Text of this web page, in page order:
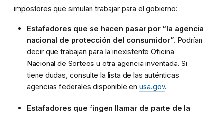
impostores que simulan trabajar para el gobierno:
Estafadores que se hacen pasar por “la agencia
nacional de protección del consumidor”. Podrían
decir que trabajan para la inexistente Oficina
Nacional de Sorteos u otra agencia inventada. Si
tiene dudas, consulte la lista de las auténticas
agencias federales disponible en usa.gov.
Estafadores que fingen llamar de parte de la